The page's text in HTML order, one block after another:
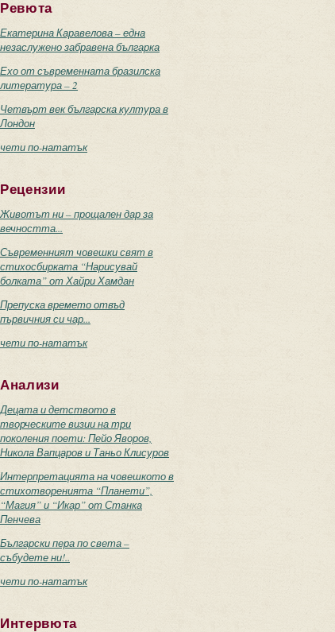
Ревюта
Екатерина Каравелова – една
незаслужено забравена българка
Ехо от съвременната бразилска
литература – 2
Четвърт век българска култура в
Лондон
чети по-нататък
Рецензии
Животът ни – прощален дар за
вечността...
Съвременният човешки свят в
стихосбирката “Нарисувай
болката” от Хайри Хамдан
Препуска времето отвъд
първичния си чар...
чети по-нататък
Анализи
Децата и детството в
творческите визии на три
поколения поети: Пейо Яворов,
Никола Вапцаров и Таньо Клисуров
Интерпретацията на човешкото в
стихотворенията “Планети”,
“Магия” и “Икар” от Станка
Пенчева
Български пера по света –
събудете ни!..
чети по-нататък
Интервюта